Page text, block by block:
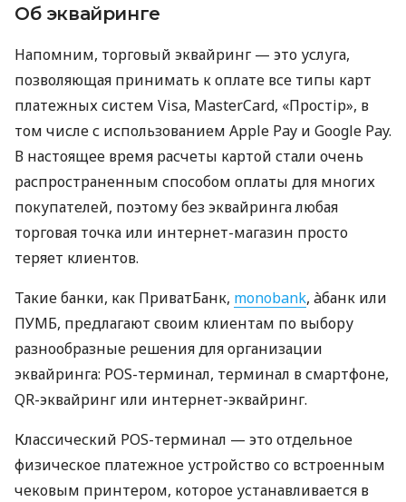
Об эквайринге
Напомним, торговый эквайринг — это услуга,
позволяющая принимать к оплате все типы карт
платежных систем Visa, MasterCard, «Простір», в
том числе с использованием Apple Pay и Google Pay.
В настоящее время расчеты картой стали очень
распространенным способом оплаты для многих
покупателей, поэтому без эквайринга любая
торговая точка или интернет-магазин просто
теряет клиентов.
Такие банки, как ПриватБанк, monobank, àбанк или
ПУМБ, предлагают своим клиентам по выбору
разнообразные решения для организации
эквайринга: POS-терминал, терминал в смартфоне,
QR-эквайринг или интернет-эквайринг.
Классический POS-терминал — это отдельное
физическое платежное устройство со встроенным
чековым принтером, которое устанавливается в